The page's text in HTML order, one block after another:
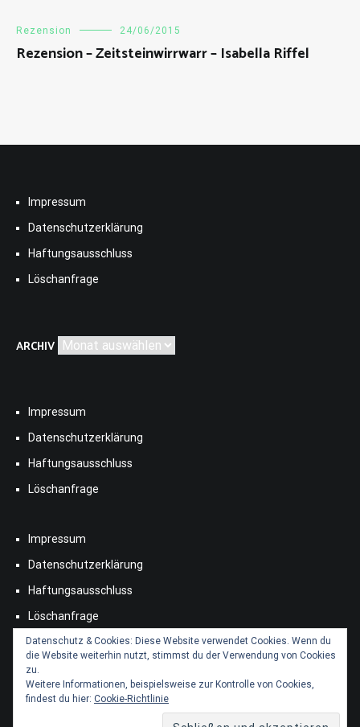
Rezension 24/06/2015
Rezension – Zeitsteinwirrwarr – Isabella Riffel
Impressum
Datenschutzerklärung
Haftungsausschluss
Löschanfrage
ARCHIV Archiv
Impressum
Datenschutzerklärung
Haftungsausschluss
Löschanfrage
Impressum
Datenschutzerklärung
Haftungsausschluss
Löschanfrage
Datenschutz & Cookies: Diese Website verwendet Cookies. Wenn du
die Website weiterhin nutzt, stimmst du der Verwendung von Cookies
zu.
Weitere Informationen, beispielsweise zur Kontrolle von Cookies,
findest du hier: Cookie-Richtlinie